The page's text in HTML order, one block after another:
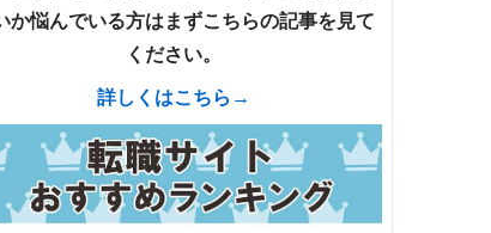
か悩んでいる方はまずこちらの記事を見て
ください。
詳しくはこちら→